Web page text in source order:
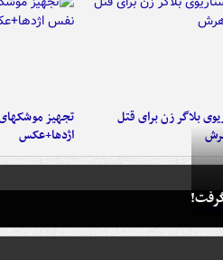
بلاگر زن برای قتل
تجهیز
اژدها+عکس